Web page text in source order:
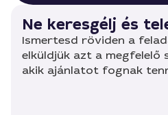
Ne keresgélj és
Ismertesd röviden a
elküldjük azt a megfelelő
akik ajánlatot fognak